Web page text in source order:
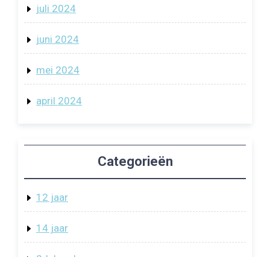
juli 2024
juni 2024
mei 2024
april 2024
Categorieën
12 jaar
14 jaar